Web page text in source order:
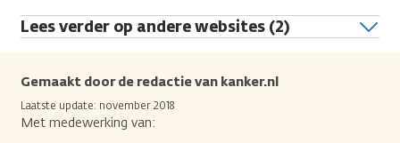
Lees verder op andere websites (2)
Gemaakt door de redactie van kanker.nl
Laatste update: november 2018
Met medewerking van: